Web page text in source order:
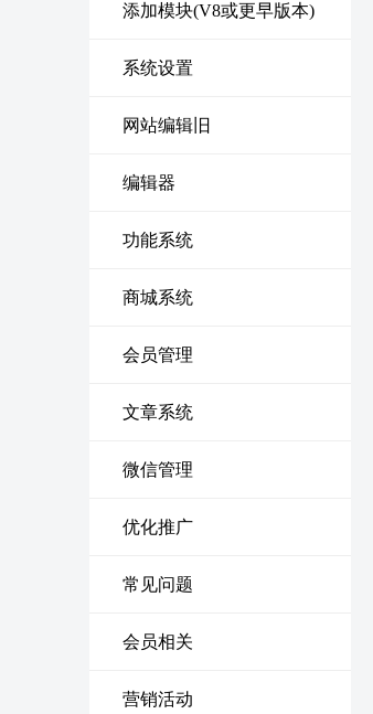
添加模块(V8或更早版本)
系统设置
网站编辑旧
编辑器
功能系统
商城系统
会员管理
文章系统
微信管理
优化推广
常见问题
会员相关
营销活动